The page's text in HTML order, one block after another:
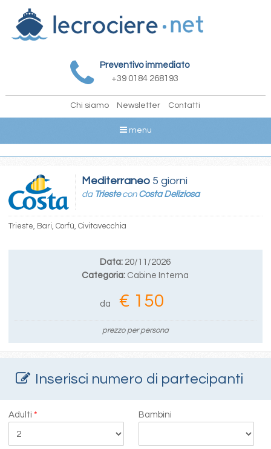
Preventivo immediato
+39 0184 268193
Chi siamo Newsletter Contatti
menu
Mediterraneo5 giorni
da Triestecon Costa Deliziosa
Trieste, Bari, Corfù, Civitavecchia
Data: 20/11/2026
Categoria: Cabine Interna
da € 150
prezzo per persona
Inserisci numero di partecipanti
Adulti* Bambini